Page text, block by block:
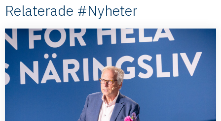
Relaterade #Nyheter